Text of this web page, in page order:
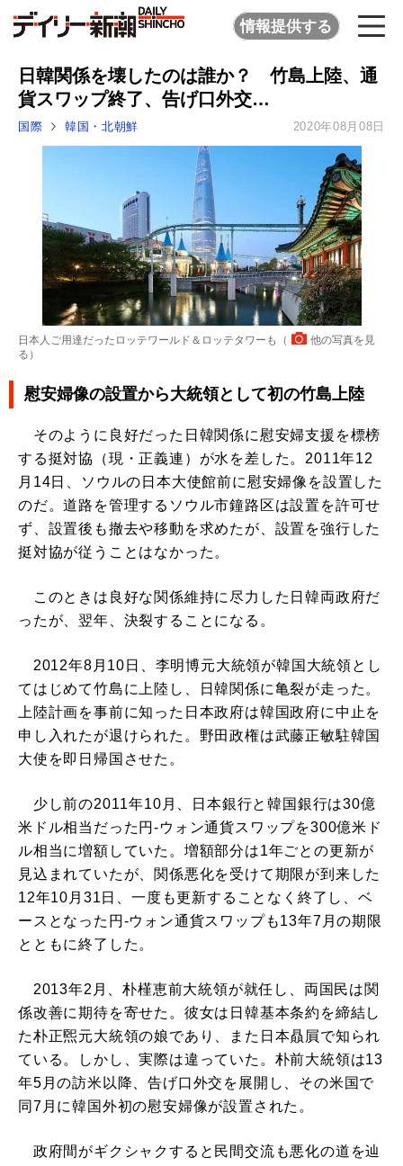
情報提供する
日韓関係を壊したのは誰か？ 竹島上陸、通
貨スワップ終了、告げ口外交…
国際 韓国・北朝鮮 2020年08月08日
日本人ご用達だったロッテワールド＆ロッテタワーも（
他の写真を見
る ）
慰安婦像の設置から大統領として初の竹島上陸
そのように良好だった日韓関係に慰安婦支援を標榜
する挺対協（現・正義連）が水を差した。2011年12
月14日、ソウルの日本大使館前に慰安婦像を設置した
のだ。道路を管理するソウル市鐘路区は設置を許可せ
ず、設置後も撤去や移動を求めたが、設置を強行した
挺対協が従うことはなかった。
このときは良好な関係維持に尽力した日韓両政府だ
ったが、翌年、決裂することになる。
2012年8月10日、李明博元大統領が韓国大統領とし
てはじめて竹島に上陸し、日韓関係に亀裂が走った。
上陸計画を事前に知った日本政府は韓国政府に中止を
申し入れたが退けられた。野田政権は武藤正敏駐韓国
大使を即日帰国させた。
少し前の2011年10月、日本銀行と韓国銀行は30億
米ドル相当だった円-ウォン通貨スワップを300億米ド
ル相当に増額していた。増額部分は1年ごとの更新が
見込まれていたが、関係悪化を受けて期限が到来した
12年10月31日、一度も更新することなく終了し、ベ
ースとなった円-ウォン通貨スワップも13年7月の期限
とともに終了した。
2013年2月、朴槿恵前大統領が就任し、両国民は関
係改善に期待を寄せた。彼女は日韓基本条約を締結し
た朴正煕元大統領の娘であり、また日本贔屓で知られ
ている。しかし、実際は違っていた。朴前大統領は13
年5月の訪米以降、告げ口外交を展開し、その米国で
同7月に韓国外初の慰安婦像が設置された。
政府間がギクシャクすると民間交流も悪化の道を辿